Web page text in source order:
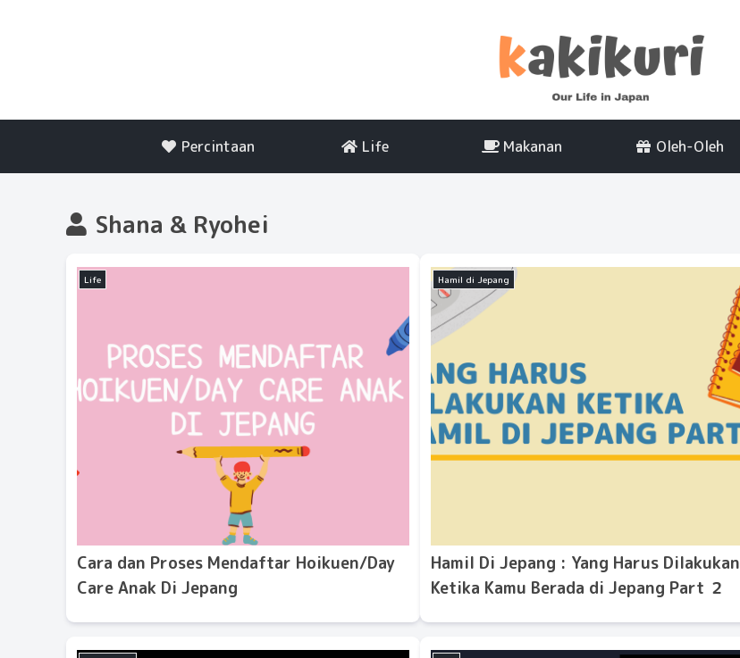
Percintaan Life Makanan Oleh-Oleh
Shana & Ryohei
Life
Cara dan Proses Mendaftar Hoikuen/Day
Care Anak Di Jepang
Hamil di Jepang
Hamil Di Jepang : Yang Harus Dilakukan
Ketika Kamu Berada di Jepang Part ２